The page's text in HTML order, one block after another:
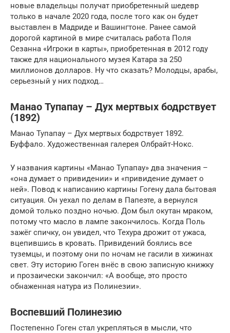
новые владельцы получат приобретенный шедевр
только в начале 2020 года, после того как он будет
выставлен в Мадриде и Вашингтоне. Ранее самой
дорогой картиной в мире считалась работа Поля
Сезанна «Игроки в карты», приобретенная в 2012 году
также для национального музея Катара за 250
миллионов долларов. Ну что сказать? Молодцы, арабы,
серьезный у них подход…
Манао Тупапау – Дух мертвых бодрствует
(1892)
Манао Тупапау – Дух мертвых бодрствует 1892.
Буффало. Художественная галерея Олбрайт-Нокс.
У названия картины «Манао Тупапау» два значения –
«она думает о привидении» и «привидение думает о
ней». Повод к написанию картины Гогену дала бытовая
ситуация. Он уехал по делам в Папеэте, а вернулся
домой только поздно ночью. Дом был окутан мраком,
потому что масло в лампе закончилось. Когда Поль
зажёг спичку, он увидел, что Техура дрожит от ужаса,
вцепившись в кровать. Привидений боялись все
туземцы, и поэтому они по ночам не гасили в хижинах
свет. Эту историю Гоген внёс в свою записную книжку
и прозаически закончил: «А вообще, это просто
обнаженная натура из Полинезии».
Воспевший Полинезию
Постепенно Гоген стал укрепляться в мысли, что